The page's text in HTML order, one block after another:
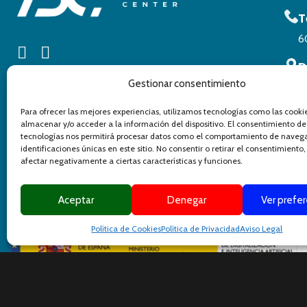
Gestionar consentimiento
Para ofrecer las mejores experiencias, utilizamos tecnologías como las
almacenar y/o acceder a la información del dispositivo. El consentimiento
tecnologías nos permitirá procesar datos como el comportamiento de
identificaciones únicas en este sitio. No consentir o retirar el
afectar negativamente a ciertas características y funciones.
Aceptar Denegar Ver
Política de CookiesPolítica de PrivacidadAviso Legal